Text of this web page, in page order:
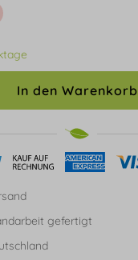
In den Warenkorb
gefertigt